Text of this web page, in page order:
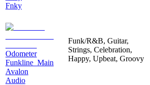
Fnky
Odometer
Funkline_Main
Avalon
Audio
Funk/R&B, Guitar,
Strings, Celebration,
Happy, Upbeat, Groovy